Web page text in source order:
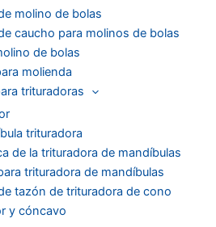
molino de bolas
caucho para molinos de bolas
de bolas
molienda
trituradoras
trituradora
de la trituradora de mandíbulas
trituradora de mandíbulas
tazón de trituradora de cono
y cóncavo